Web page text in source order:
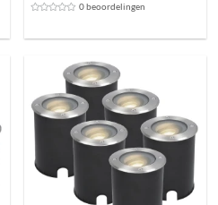
0 beoordelingen